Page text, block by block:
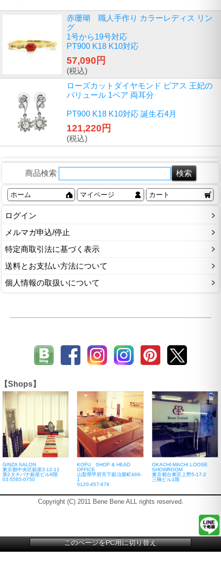
赤珊瑚 職人手作り カラーレディス リン
グ
1号から19号対応
PT900 K18 K10対応
57,090円
(税込)
ローズカットダイヤモンド ピアス 王妃の
パリュール 1ペア 両耳分
PT900 K18 K10対応 誕生石4月
121,220円
(税込)
商品検索
ホーム マイページ カート
ログイン
メルマガ申込/停止
特定商取引法に基づく表示
送料とお支払い方法について
個人情報の取扱いについて
【Shops】
GINZA SALON
東京都中央区銀座3-12-11
第2タチバナ銀座ビル6階
03-5565-0750
KOFU SHOP & HEAD
OFFICE
山梨県甲府市下鍛冶屋町469-
1
0120-457-678
OKACHI-MACHI LOOSE
SHOWROOM
東京都台東区上野5-17-2
三橋ビル1階
Copyright (C) 2011 Bene Bene ALL rights reserved.
このページをPC用に切り替え